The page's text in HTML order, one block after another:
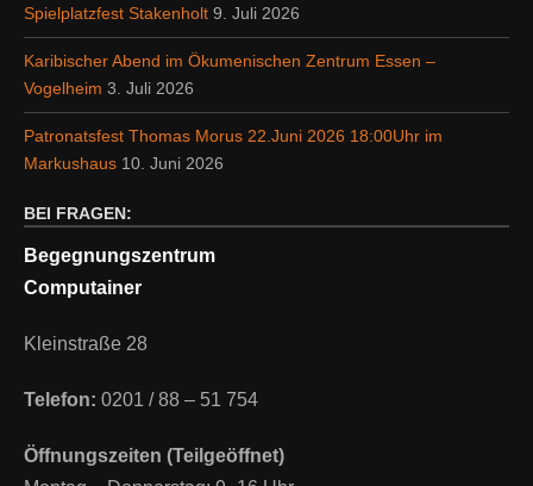
Spielplatzfest Stakenholt 9. Juli 2026
Karibischer Abend im Ökumenischen Zentrum Essen –
Vogelheim 3. Juli 2026
Patronatsfest Thomas Morus 22.Juni 2026 18:00Uhr im
Markushaus 10. Juni 2026
BEI FRAGEN:
Begegnungszentrum
Computainer
Kleinstraße 28
Telefon: 0201 / 88 – 51 754
Öffnungszeiten (Teilgeöffnet)